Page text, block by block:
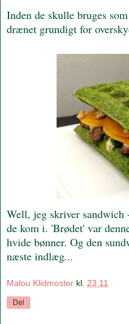
Inden de skulle bruges
drænet grundigt for
Well, jeg skriver sandwich
de kom i. 'Brødet' var
hvide bønner. Og den
næste indlæg...
Malou Klidmoster kl. 23.11
Del